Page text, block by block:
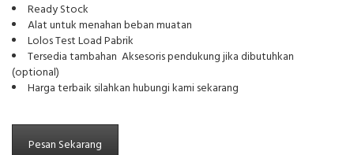
Ready Stock
Alat untuk menahan beban muatan
Lolos Test Load Pabrik
Tersedia tambahan Aksesoris pendukung jika dibutuhkan
(optional)
Harga terbaik silahkan hubungi kami sekarang
Pesan Sekarang